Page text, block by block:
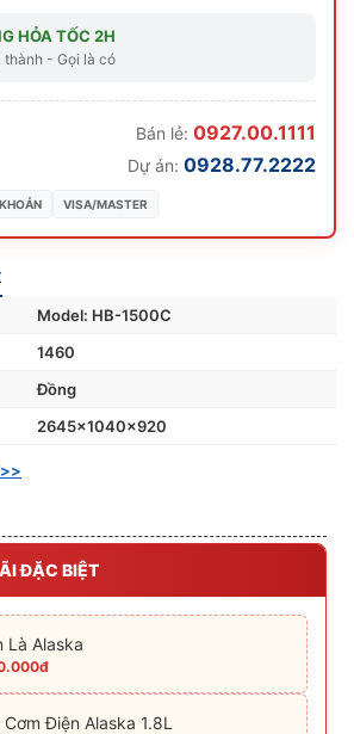
Model: HB-1500C
1460
Đồng
2645x1040x920
ĐẶC BIỆT
Là Alaska
Điện Alaska 1.8L
HỎA TỐC 2H
thành - Gọi là có
Bán lẻ: 0927.00.1111
Dự án: 0928.77.2222
VISA/MASTER